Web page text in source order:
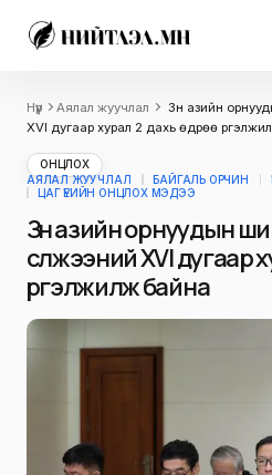
Нүүр Аялал жуучлал
Зүүн азийн
XVI дугаар хурал 2 дахь өдрөө
ОНЦЛОХ
АЯЛАЛ ЖУУЧЛАЛ
БАЙГАЛЬ ОРЧИН
ЦАГ ҮЕИЙН ОНЦЛОХ МЭДЭЭ
Зүүн азийн орнуудын
сүлжээний XVI дугаар
үргэлжилж байна